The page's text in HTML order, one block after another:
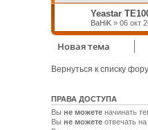
Yeastar
BaHiK» 06 окт
Новая тема
Вернуться к списку
ПРАВА ДОСТУПА
Вы не можетеначинать
Вы не можетеотвечать